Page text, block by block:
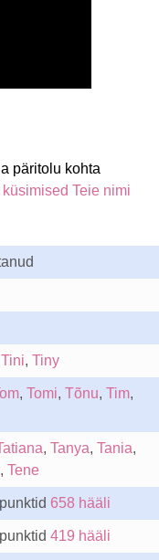
päritolu kohta
küsimised Teie nimi
Tini, Tiny
, Tomi, Tõnu, Tim,
, Tanya, Tania,
, Tene
658 hääli
419 hääli